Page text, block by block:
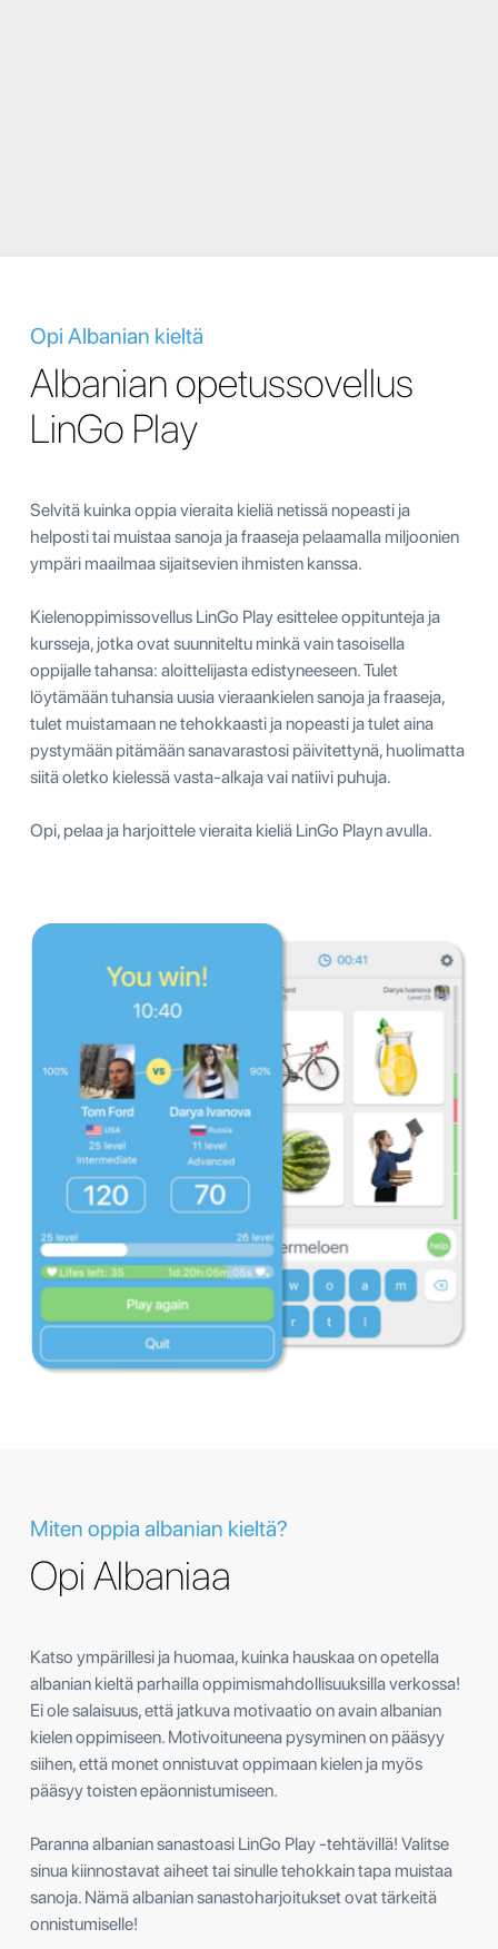
Opi Albanian kieltä
Albanian opetussovellus
LinGo Play
Selvitä kuinka oppia vieraita kieliä netissä nopeasti ja
helposti tai muistaa sanoja ja fraaseja pelaamalla miljoonien
ympäri maailmaa sijaitsevien ihmisten kanssa.
Kielenoppimissovellus LinGo Play esittelee oppitunteja ja
kursseja, jotka ovat suunniteltu minkä vain tasoisella
oppijalle tahansa: aloittelijasta edistyneeseen. Tulet
löytämään tuhansia uusia vieraankielen sanoja ja fraaseja,
tulet muistamaan ne tehokkaasti ja nopeasti ja tulet aina
pystymään pitämään sanavarastosi päivitettynä, huolimatta
siitä oletko kielessä vasta-alkaja vai natiivi puhuja.
Opi, pelaa ja harjoittele vieraita kieliä LinGo Playn avulla.
Miten oppia albanian kieltä?
Opi Albaniaa
Katso ympärillesi ja huomaa, kuinka hauskaa on opetella
albanian kieltä parhailla oppimismahdollisuuksilla verkossa!
Ei ole salaisuus, että jatkuva motivaatio on avain albanian
kielen oppimiseen. Motivoituneena pysyminen on pääsyy
siihen, että monet onnistuvat oppimaan kielen ja myös
pääsyy toisten epäonnistumiseen.
Paranna albanian sanastoasi LinGo Play -tehtävillä! Valitse
sinua kiinnostavat aiheet tai sinulle tehokkain tapa muistaa
sanoja. Nämä albanian sanastoharjoitukset ovat tärkeitä
onnistumiselle!